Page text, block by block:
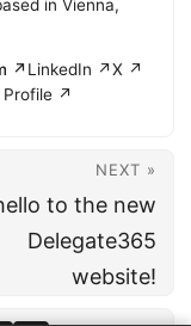
in Vienna,
↗LinkedIn ↗X ↗
Profile ↗
NEXT »
to the new
Delegate365
website!